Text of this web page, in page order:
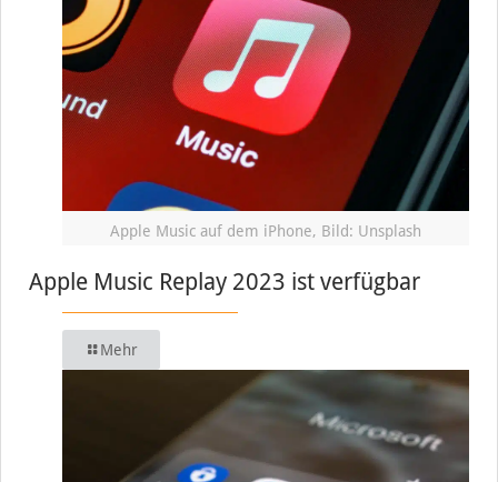
Apple Music auf dem iPhone, Bild: Unsplash
Apple Music Replay 2023 ist verfügbar
Mehr